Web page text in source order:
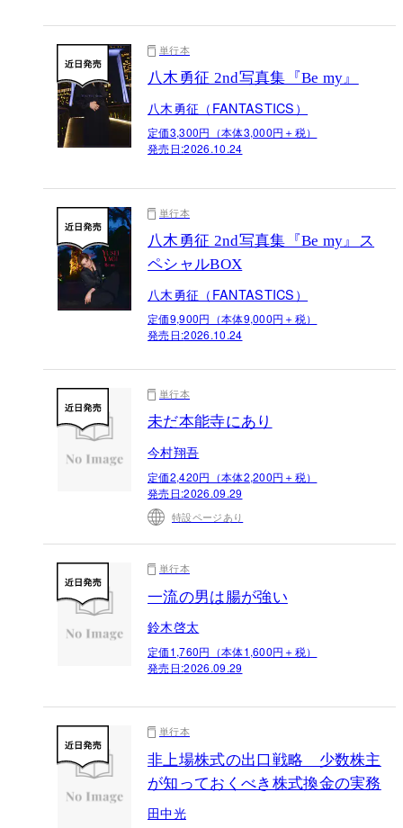
単行本
八木勇征 2nd写真集『Be my』
八木勇征（FANTASTICS）
定価3,300円（本体3,000円＋税）
発売日:2026.10.24
単行本
八木勇征 2nd写真集『Be my』ス
ペシャルBOX
八木勇征（FANTASTICS）
定価9,900円（本体9,000円＋税）
発売日:2026.10.24
単行本
未だ本能寺にあり
今村翔吾
定価2,420円（本体2,200円＋税）
発売日:2026.09.29
特設ページあり
単行本
一流の男は腸が強い
鈴木啓太
定価1,760円（本体1,600円＋税）
発売日:2026.09.29
単行本
非上場株式の出口戦略 少数株主
が知っておくべき株式換金の実務
田中光